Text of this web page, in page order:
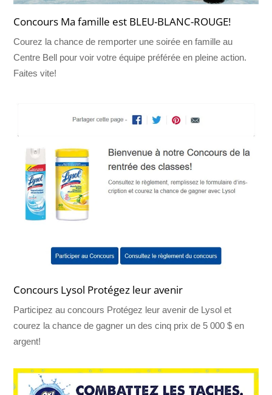
Concours Ma famille est BLEU-BLANC-ROUGE!
Courez la chance de remporter une soirée en famille au
Centre Bell pour voir votre équipe préférée en pleine action.
Faites vite!
Concours Lysol Protégez leur avenir
Participez au concours Protégez leur avenir de Lysol et
courez la chance de gagner un des cinq prix de 5 000 $ en
argent!